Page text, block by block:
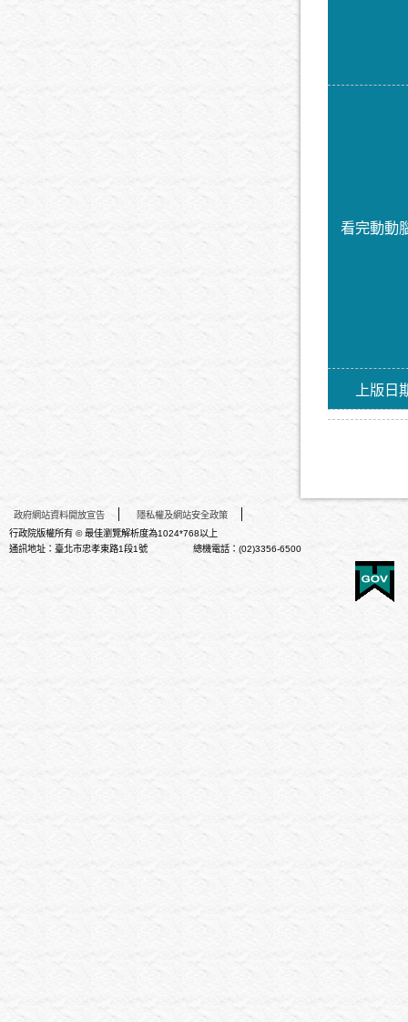
看完動動
上版日
政府網站資料開放宣告
隱私權及網站安全政策
行政院版權所有 © 最佳瀏覽解析度為1024*768以上
通訊地址：臺北市忠孝東路1段1號 總機電話：(02)3356-6500